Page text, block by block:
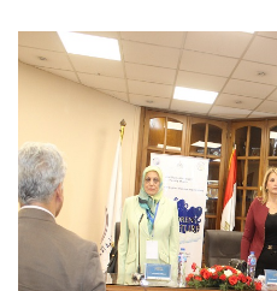
الأنظمة الذكية
تواصل معنا